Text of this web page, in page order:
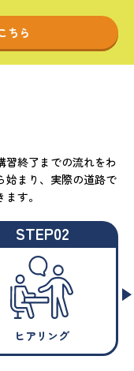
ちら
習終了までの流れをわ
始まり、実際の道路で
す。
STEP02
ヒアリング